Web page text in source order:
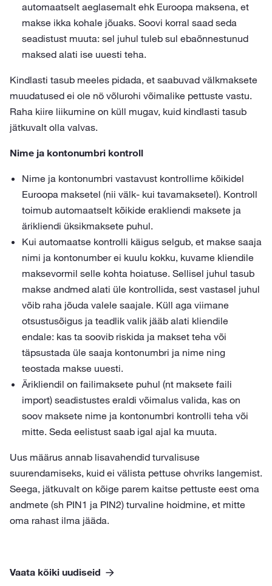
automaatselt aeglasemalt ehk Euroopa maksena, et
makse ikka kohale jõuaks. Soovi korral saad seda
seadistust muuta: sel juhul tuleb sul ebaõnnestunud
maksed alati ise uuesti teha.
Kindlasti tasub meeles pidada, et saabuvad välkmaksete
muudatused ei ole nö võlurohi võimalike pettuste vastu.
Raha kiire liikumine on küll mugav, kuid kindlasti tasub
jätkuvalt olla valvas.
Nime ja kontonumbri kontroll
Nime ja kontonumbri vastavust kontrollime kõikidel
Euroopa maksetel (nii välk- kui tavamaksetel). Kontroll
toimub automaatselt kõikide erakliendi maksete ja
ärikliendi üksikmaksete puhul.
Kui automaatse kontrolli käigus selgub, et makse saaja
nimi ja kontonumber ei kuulu kokku, kuvame kliendile
maksevormil selle kohta hoiatuse. Sellisel juhul tasub
makse andmed alati üle kontrollida, sest vastasel juhul
võib raha jõuda valele saajale. Küll aga viimane
otsustusõigus ja teadlik valik jääb alati kliendile
endale: kas ta soovib riskida ja makset teha või
täpsustada üle saaja kontonumbri ja nime ning
teostada makse uuesti.
Ärikliendil on failimaksete puhul (nt maksete faili
import) seadistustes eraldi võimalus valida, kas on
soov maksete nime ja kontonumbri kontrolli teha või
mitte. Seda eelistust saab igal ajal ka muuta.
Uus määrus annab lisavahendid turvalisuse
suurendamiseks, kuid ei välista pettuse ohvriks langemist.
Seega, jätkuvalt on kõige parem kaitse pettuste eest oma
andmete (sh PIN1 ja PIN2) turvaline hoidmine, et mitte
oma rahast ilma jääda.
Vaata kõiki uudiseid